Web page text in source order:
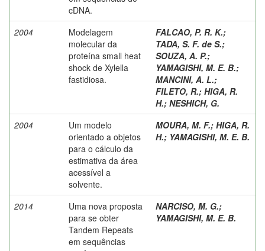
cDNA.
2004
Modelagem
molecular da
proteína small heat
shock de Xylella
fastidiosa.
FALCAO, P. R. K.;
TADA, S. F. de S.;
SOUZA, A. P.;
YAMAGISHI, M. E. B.;
MANCINI, A. L.;
FILETO, R.; HIGA, R.
H.; NESHICH, G.
2004
Um modelo
orientado a objetos
para o cálculo da
estimativa da área
acessível a
solvente.
MOURA, M. F.; HIGA, R.
H.; YAMAGISHI, M. E. B.
2014
Uma nova proposta
para se obter
Tandem Repeats
em sequências
NARCISO, M. G.;
YAMAGISHI, M. E. B.